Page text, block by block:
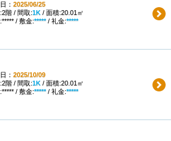
： 2025/06/25
階 / 間取:1K/ 面積:20.01㎡
/ 敷金:*****/ 礼金:*****
： 2025/10/09
階 / 間取:1K/ 面積:20.01㎡
/ 敷金:*****/ 礼金:*****